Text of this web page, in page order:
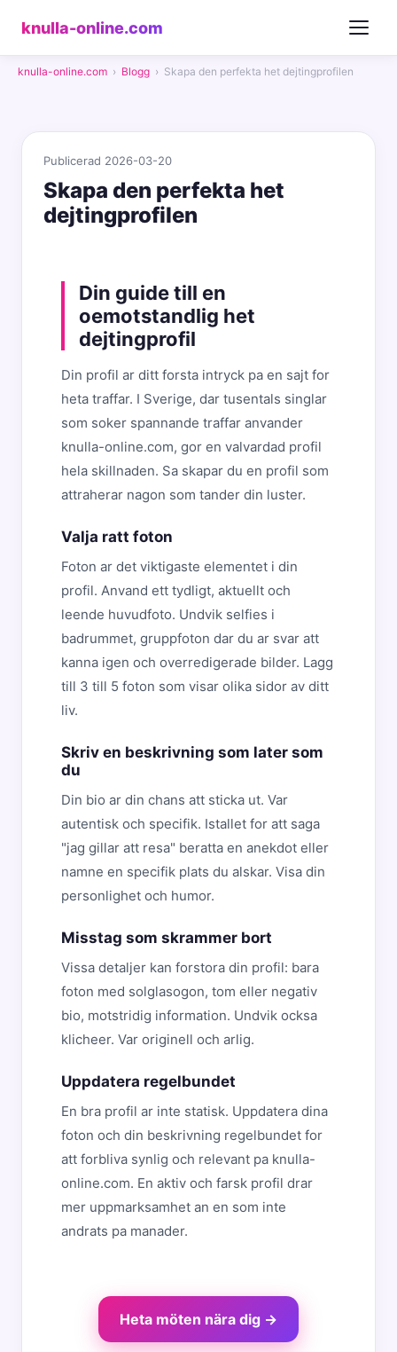
knulla-online.com
knulla-online.com › Blogg › Skapa den perfekta het dejtingprofilen
Publicerad 2026-03-20
Skapa den perfekta het
dejtingprofilen
Din guide till en
oemotstandlig het
dejtingprofil
Din profil ar ditt forsta intryck pa en sajt for
heta traffar. I Sverige, dar tusentals singlar
som soker spannande traffar anvander
knulla-online.com, gor en valvardad profil
hela skillnaden. Sa skapar du en profil som
attraherar nagon som tander din luster.
Valja ratt foton
Foton ar det viktigaste elementet i din
profil. Anvand ett tydligt, aktuellt och
leende huvudfoto. Undvik selfies i
badrummet, gruppfoton dar du ar svar att
kanna igen och overredigerade bilder. Lagg
till 3 till 5 foton som visar olika sidor av ditt
liv.
Skriv en beskrivning som later som
du
Din bio ar din chans att sticka ut. Var
autentisk och specifik. Istallet for att saga
"jag gillar att resa" beratta en anekdot eller
namne en specifik plats du alskar. Visa din
personlighet och humor.
Misstag som skrammer bort
Vissa detaljer kan forstora din profil: bara
foton med solglasogon, tom eller negativ
bio, motstridig information. Undvik ocksa
klicheer. Var originell och arlig.
Uppdatera regelbundet
En bra profil ar inte statisk. Uppdatera dina
foton och din beskrivning regelbundet for
att forbliva synlig och relevant pa knulla-
online.com. En aktiv och farsk profil drar
mer uppmarksamhet an en som inte
andrats pa manader.
Heta möten nära dig →